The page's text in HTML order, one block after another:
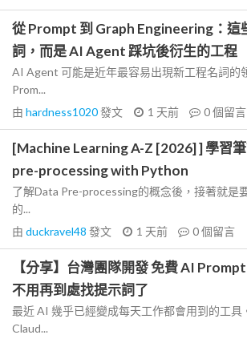
從 Prompt 到 Graph Engineering：這
詞，而是 AI Agent 踩坑後衍生的工程
AI Agent 可能是近年最容易出現新工程名詞的
Prom...
由 hardness1020發文 1 天前 0個留言
[Machine Learning A-Z [2026] ] 學習
pre-processing with Python
了解Data Pre-processing的概念後，接著就是
的...
由 duckravel48 發文 1 天前 0個留言
【分享】台灣團隊開發 免費 AI
不用再到處找提示詞了
最近 AI 幾乎已經變成每天工作都會用到的工具
Claud...